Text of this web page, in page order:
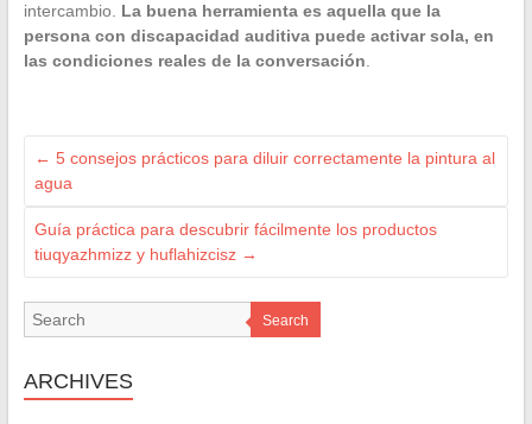
intercambio. La buena herramienta es aquella que la
persona con discapacidad auditiva puede activar sola, en
las condiciones reales de la conversación.
← 5 consejos prácticos para diluir correctamente la pintura al
agua
Guía práctica para descubrir fácilmente los productos
tiuqyazhmizz y huflahizcisz →
Search
ARCHIVES